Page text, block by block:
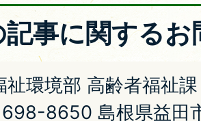
記事に関する
祉環境部 高齢者福祉
8650 島根県益田